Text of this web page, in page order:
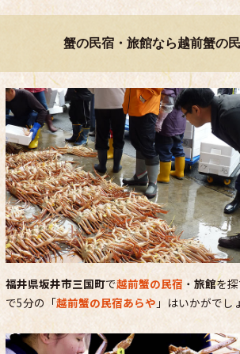
蟹の民宿・旅館なら越前蟹の
福井県坂井市三国町で越前蟹の民宿 ・ 旅館を探
で5分の「越前蟹の民宿あらや 」はいかがでし